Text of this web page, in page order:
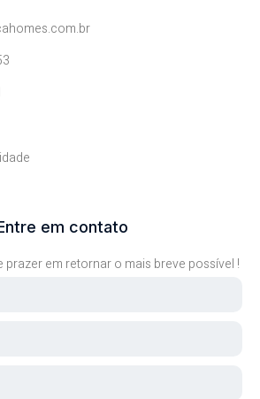
em contato
em retornar o mais breve possível !